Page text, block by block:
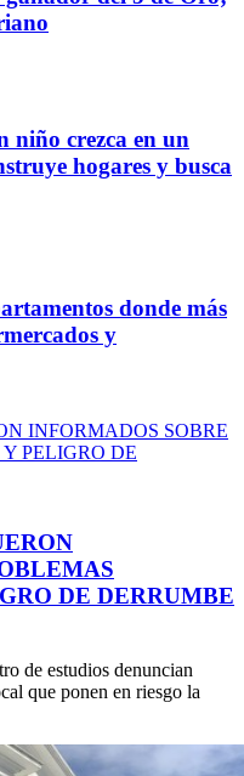
niño crezca en un
hogares y busca
donde más
y
DE DERRUMBE
de estudios denuncian
que ponen en riesgo la